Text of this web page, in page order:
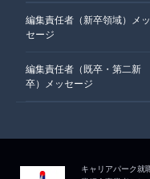
編集責任者（新卒領域）メッ
セージ
編集責任者（既卒・第二新
卒）メッセージ